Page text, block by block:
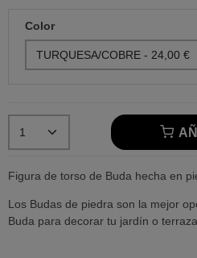
Color
Figura de torso de Buda hecha en
Los Budas de piedra son la mejor
Buda para decorar tu jardín o terraza.